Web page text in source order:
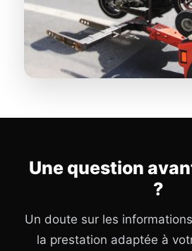
Une question
?
Un doute sur les
la prestation adaptée à